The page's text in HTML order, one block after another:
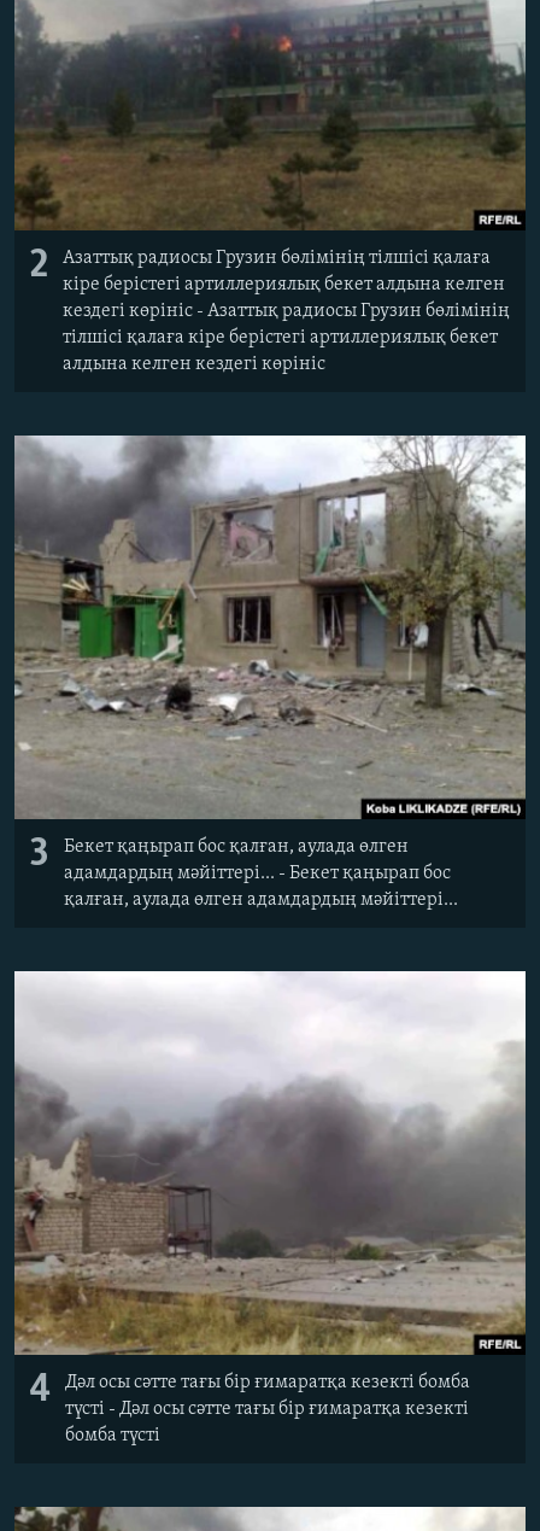
2
Азаттық радиосы Грузин бөлімінің тілшісі қалаға
кіре берістегі артиллериялық бекет алдына келген
кездегі көрініс - Азаттық радиосы Грузин бөлімінің
тілшісі қалаға кіре берістегі артиллериялық бекет
алдына келген кездегі көрініс
3
Бекет қаңырап бос қалған, аулада өлген
адамдардың мәйіттері... - Бекет қаңырап бос
қалған, аулада өлген адамдардың мәйіттері...
4
Дәл осы сәтте тағы бір ғимаратқа кезекті бомба
түсті - Дәл осы сәтте тағы бір ғимаратқа кезекті
бомба түсті